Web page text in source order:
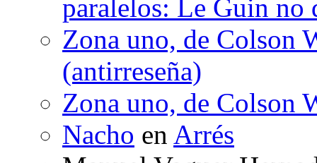
paralelos: Le Guin no
Zona uno, de Colson
(antirreseña)
Zona uno, de Colson
Nacho en Arrés